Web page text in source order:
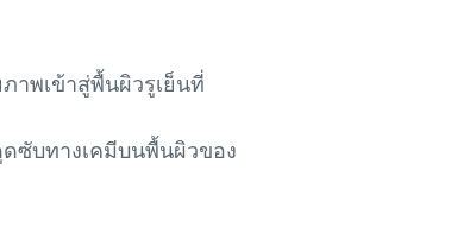
าพเข้าสู่พื้นผิวรูเย็นที่
ซับทางเคมีบนพื้นผิวของ